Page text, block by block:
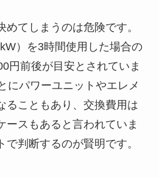
てしまうのは危険です。
）を3時間使用した場合の
円前後が目安とされていま
にパワーユニットやエレメ
ることもあり、交換費用は
ースもあると言われていま
判断するのが賢明です。